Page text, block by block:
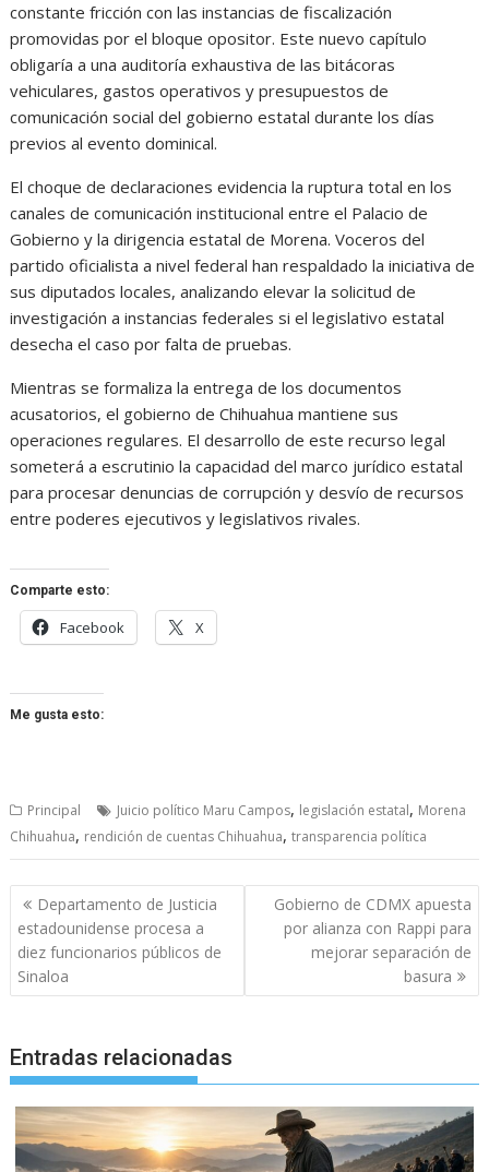
constante fricción con las instancias de fiscalización
promovidas por el bloque opositor. Este nuevo capítulo
obligaría a una auditoría exhaustiva de las bitácoras
vehiculares, gastos operativos y presupuestos de
comunicación social del gobierno estatal durante los días
previos al evento dominical.
El choque de declaraciones evidencia la ruptura total en los
canales de comunicación institucional entre el Palacio de
Gobierno y la dirigencia estatal de Morena. Voceros del
partido oficialista a nivel federal han respaldado la iniciativa de
sus diputados locales, analizando elevar la solicitud de
investigación a instancias federales si el legislativo estatal
desecha el caso por falta de pruebas.
Mientras se formaliza la entrega de los documentos
acusatorios, el gobierno de Chihuahua mantiene sus
operaciones regulares. El desarrollo de este recurso legal
someterá a escrutinio la capacidad del marco jurídico estatal
para procesar denuncias de corrupción y desvío de recursos
entre poderes ejecutivos y legislativos rivales.
Comparte esto:
Facebook X
Me gusta esto:
Principal Juicio político Maru Campos, legislación estatal, Morena
Chihuahua, rendición de cuentas Chihuahua,transparencia política
Navegación
de
entradas
Departamento de Justicia
estadounidense procesa a
diez funcionarios públicos de
Sinaloa
Gobierno de CDMX apuesta
por alianza con Rappi para
mejorar separación de
basura
Entradas relacionadas